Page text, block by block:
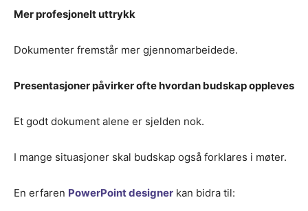
Mer profesjonelt uttrykk
Dokumenter fremstår mer gjennomarbeidede.
Presentasjoner påvirker ofte hvordan budskap oppleves
Et godt dokument alene er sjelden nok.
I mange situasjoner skal budskap også forklares i møter.
En erfaren PowerPoint designer kan bidra til: